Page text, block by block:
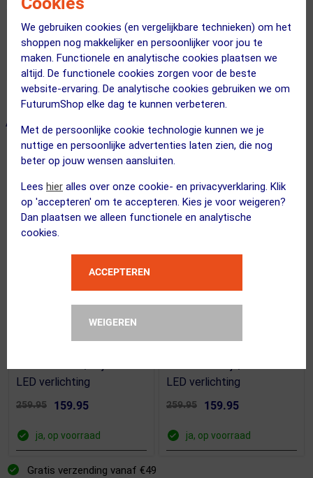
We gebruiken cookies (en vergelijkbare technieken) om het
shoppen nog makkelijker en persoonlijker voor jou te
maken. Functionele en analytische cookies plaatsen we
altijd. De functionele cookies zorgen voor de beste
website-ervaring. De analytische cookies gebruiken we om
FuturumShop elke dag te kunnen verbeteren.
Met de persoonlijke cookie technologie kunnen we je
nuttige en persoonlijke advertenties laten zien, die nog
beter op jouw wensen aansluiten.
Lees hier alles over onze cookie- en privacyverklaring. Klik
op 'accepteren' om te accepteren. Kies je voor weigeren?
Dan plaatsen we alleen functionele en analytische
cookies.
ACCEPTEREN
WEIGEREN
ALTERNATIEVE PRODUCTEN
LED verlichting
259.95 159.95
ja, op voorraad
LED verlichting
259.95 159.95
ja, op voorraad
Gratis verzending vanaf €49